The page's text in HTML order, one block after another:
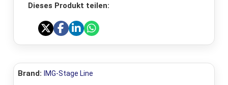
Dieses Produkt teilen:
Brand: IMG-Stage Line